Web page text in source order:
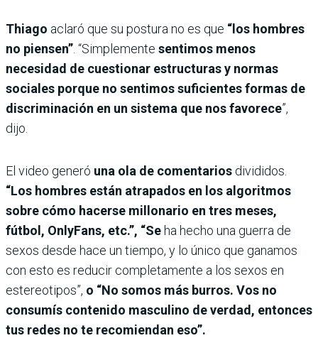
Thiago aclaró que su postura no es que “los hombres
no piensen” . “Simplemente sentimos menos
necesidad de cuestionar estructuras y normas
sociales porque no sentimos suficientes formas de
discriminación en un sistema que nos favorece”,
dijo.
El video generó una ola de comentarios divididos.
“Los hombres están atrapados en los algoritmos
sobre cómo hacerse millonario en tres meses,
fútbol, OnlyFans, etc.”, “Se ha hecho una guerra de
sexos desde hace un tiempo, y lo único que ganamos
con esto es reducir completamente a los sexos en
estereotipos”, o “No somos más burros. Vos no
consumís contenido masculino de verdad, entonces
tus redes no te recomiendan eso”.